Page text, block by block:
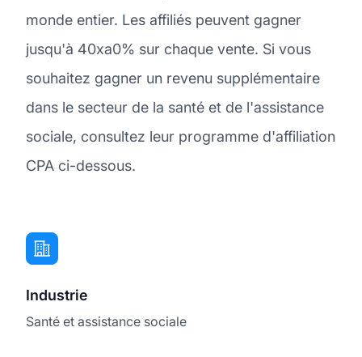
monde entier. Les affiliés peuvent gagner
jusqu'à 40xa0% sur chaque vente. Si vous
souhaitez gagner un revenu supplémentaire
dans le secteur de la santé et de l'assistance
sociale, consultez leur programme d'affiliation
CPA ci-dessous.
Industrie
Santé et assistance sociale